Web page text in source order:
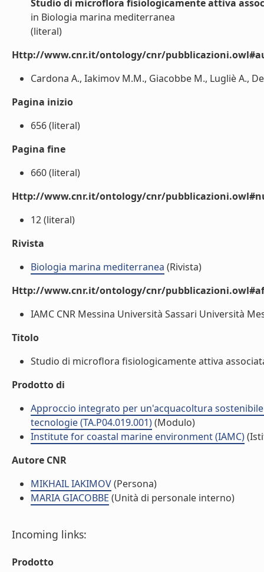
Studio di microflora fisiologicamente attiva
in Biologia marina mediterranea
(literal)
Http://www.cnr.it/ontology/cnr/
Cardona A., Iakimov M.M., Giacobbe M., Lugliè A.,
Pagina inizio
656 (literal)
Pagina fine
660 (literal)
Http://www.cnr.it/ontology/cnr/
12 (literal)
Rivista
Biologia marina mediterranea (Rivista)
Http://www.cnr.it/ontology/cnr/
IAMC CNR Messina Università Sassari Università
Titolo
Studio di microflora fisiologicamente attiva
Prodotto di
Approccio integrato per un'acquacoltura
tecnologie (TA.P04.019.001)(Modulo)
Institute for coastal marine environment (IAMC)
Autore CNR
MIKHAIL IAKIMOV(Persona)
MARIA GIACOBBE (Unità di personale interno)
Incoming links:
Prodotto